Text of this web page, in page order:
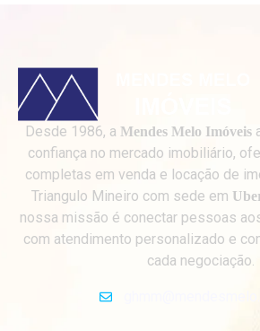
Desde 1986, a Mendes Melo Imóveis
confiança no mercado imobiliário,
completas em venda e locação de
Triangulo Mineiro com sede em
nossa missão é conectar pessoas
com atendimento personalizado e
cada negociação.